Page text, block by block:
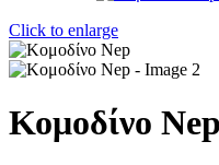
Click to enlarge
Κομοδίνο Nep